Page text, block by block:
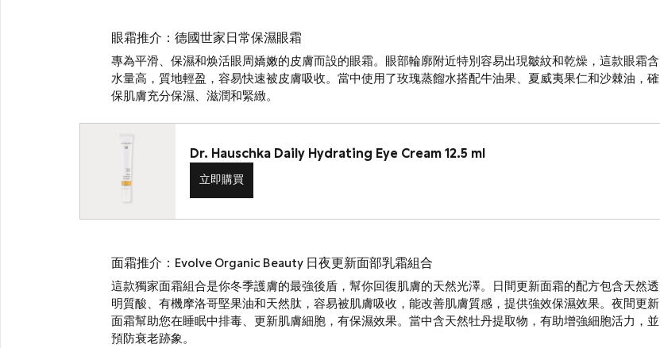
眼霜推介：德國世家日常保濕眼霜
專為平滑、保濕和焕活眼周嬌嫩的皮膚而設的眼霜。眼部輪廓附近特別容易出現皺紋和乾燥，這款眼霜含
水量高，質地輕盈，容易快速被皮膚吸收。當中使用了玫瑰蒸餾水搭配牛油果、夏威夷果仁和沙棘油，確
保肌膚充分保濕、滋潤和緊緻。
Dr. Hauschka Daily Hydrating Eye Cream 12.5 ml
立即購買
面霜推介：Evolve Organic Beauty 日夜更新面部乳霜組合
這款獨家面霜組合是你冬季護膚的最強後盾，幫你回復肌膚的天然光澤。日間更新面霜的配方包含天然透
明質酸、有機摩洛哥堅果油和天然肽，容易被肌膚吸收，能改善肌膚質感，提供強效保濕效果。夜間更新
面霜幫助您在睡眠中排毒、更新肌膚細胞，有保濕效果。當中含天然牡丹提取物，有助增強細胞活力，並
預防衰老跡象。